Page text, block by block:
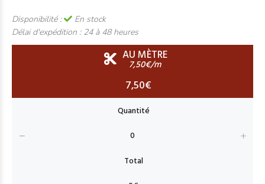
Disponibilité :
En stock
Délai d'expédition : 24 à 48 heures
AU MÈTRE
7,50€/m
7,50€